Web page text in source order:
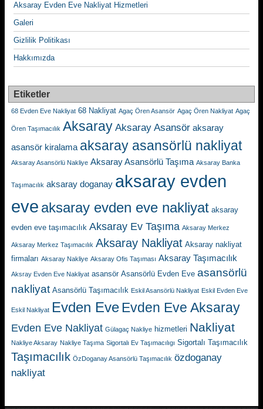
Aksaray Evden Eve Nakliyat Hizmetleri
Galeri
Gizlilik Politikası
Hakkımızda
Etiketler
68 Evden Eve Nakliyat 68 Nakliyat Agaç Ören Asansör Agaç Ören Nakliyat Agaç
Ören Taşımacılık Aksaray Aksaray Asansör aksaray
asansör kiralama aksaray asansörlü nakliyat
Aksaray Asansörlü Nakliye Aksaray Asansörlü Taşıma Aksaray Banka
Taşımacılık aksaray doganay aksaray evden
eve aksaray evden eve nakliyat aksaray
evden eve taşımacılık Aksaray Ev Taşıma Aksaray Merkez
Aksaray Merkez Taşımacılık Aksaray Nakliyat Aksaray nakliyat
firmaları Aksaray Nakliye Aksaray Ofis Taşıması Aksaray Taşımacılık
Aksray Evden Eve Nakliyat asansör Asansörlü Evden Eve asansörlü
nakliyat Asansörlü Taşımacılık Eskil Asansörlü Nakliyat Eskil Evden Eve
Eskil Nakliyat Evden EveEvden Eve Aksaray
Evden Eve Nakliyat Gülagaç Nakliye hizmetleri Nakliyat
Nakliye Aksaray Nakliye Taşıma Sigortalı Ev Taşımacılıgı Sigortalı Taşımacılık
Taşımacılık ÖzDoganay Asansörlü Taşımacılık özdoganay
nakliyat